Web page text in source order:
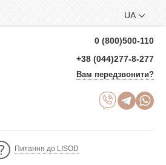
UA
0 (800)500-110
+38 (044)277-8-277
Вам передзвонити?
Питання до LISOD